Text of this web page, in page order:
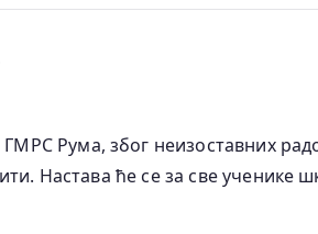
Рума, због неизоставних
Настава ће се за све ученике